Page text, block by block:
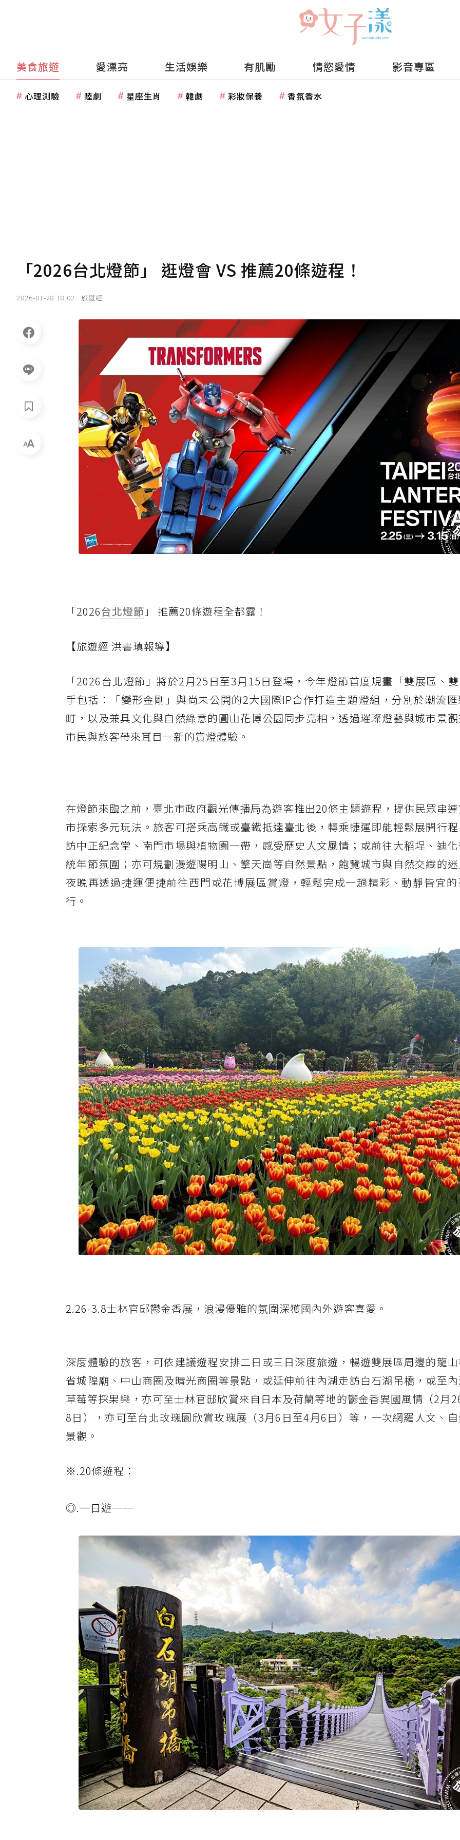
美食旅遊 愛漂亮 生活娛樂 有肌勵 情慾愛情 影音專區
心理測驗 陸劇 星座生肖 韓劇 彩妝保養 香氛香水
「2026台北燈節」 逛燈會 VS 推薦20條遊程！
2026-01-28 18:02 旅遊經
「2026台北燈節 」 推薦20條遊程全都露！
【旅遊經 洪書瑱報導】
「2026台北燈節」將於2月25日至3月15日登場，今年燈節首度規畫「雙展區、
手包括：「變形金剛」與尚未公開的2大國際IP合作打造主題燈組，分別於潮流
町，以及兼具文化與自然綠意的圓山花博公園同步亮相，透過璀璨燈藝與城市景
市民與旅客帶來耳目一新的賞燈體驗。
在燈節來臨之前，臺北市政府觀光傳播局為遊客推出20條主題遊程，提供民眾串
市探索多元玩法。旅客可搭乘高鐵或臺鐵抵達臺北後，轉乘捷運即能輕鬆展開行
訪中正紀念堂、南門市場與植物園一帶，感受歷史人文風情；或前往大稻埕、迪
統年節氛圍；亦可規劃漫遊陽明山、擎天崗等自然景點，飽覽城市與自然交織的
夜晚再透過捷運便捷前往西門或花博展區賞燈，輕鬆完成一趟精彩、動靜皆宜
行。
2.26-3.8士林官邸鬱金香展，浪漫優雅的氛圍深獲國內外遊客喜愛。
深度體驗的旅客，可依建議遊程安排二日或三日深度旅遊，暢遊雙展區周邊的龍
省城隍廟、中山商圈及晴光商圈等景點，或延伸前往內湖走訪白石湖吊橋，或至
草莓等採果樂，亦可至士林官邸欣賞來自日本及荷蘭等地的鬱金香異國風情（2月
8日），亦可至台北玫瑰園欣賞玫瑰展（3月6日至4月6日）等，一次網羅人文、
景觀。
※.20條遊程：
◎.一日遊──